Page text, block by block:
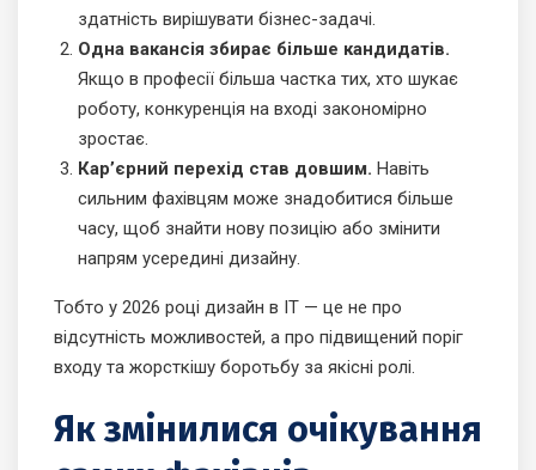
здатність вирішувати бізнес-задачі.
Одна вакансія збирає більше кандидатів.
Якщо в професії більша частка тих, хто шукає
роботу, конкуренція на вході закономірно
зростає.
Кар’єрний перехід став довшим. Навіть
сильним фахівцям може знадобитися більше
часу, щоб знайти нову позицію або змінити
напрям усередині дизайну.
Тобто у 2026 році дизайн в ІТ — це не про
відсутність можливостей, а про підвищений поріг
входу та жорсткішу боротьбу за якісні ролі.
Як змінилися очікування